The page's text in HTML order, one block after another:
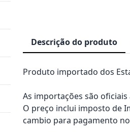
Descrição do produto
Produto importado dos
As importações são
O preço inclui imposto de
cambio para pagamento